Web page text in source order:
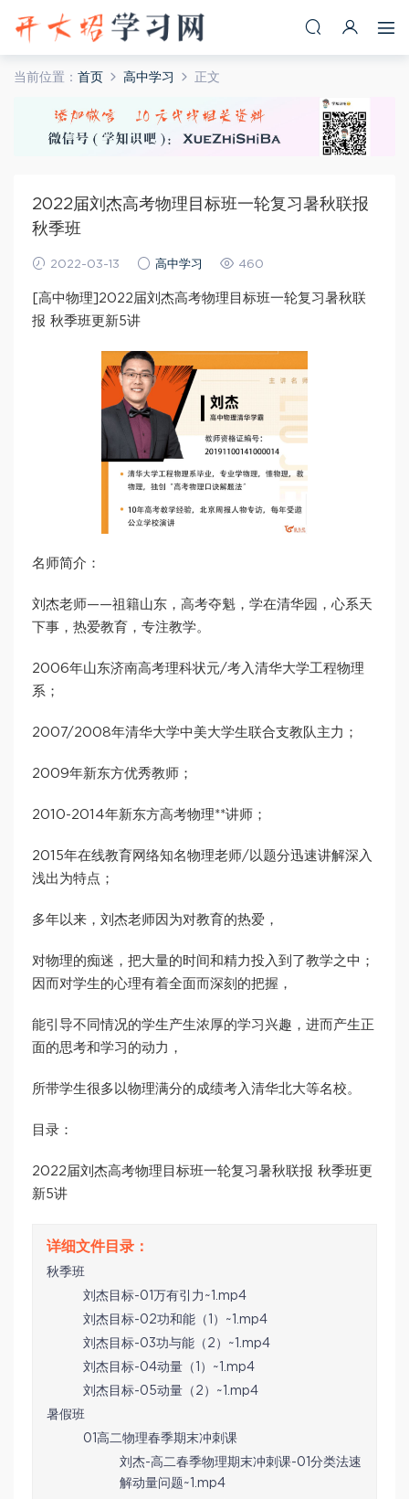
当前位置： 首页 高中学习 正文
2022届刘杰高考物理目标班一轮复习暑秋联报
秋季班
2022-03-13 高中学习 460
[高中物理]2022届刘杰高考物理目标班一轮复习暑秋联
报 秋季班更新5讲
名师简介：
刘杰老师——祖籍山东，高考夺魁，学在清华园，心系天
下事，热爱教育，专注教学。
2006年山东济南高考理科状元/考入清华大学工程物理
系；
2007/2008年清华大学中美大学生联合支教队主力；
2009年新东方优秀教师；
2010-2014年新东方高考物理**讲师；
2015年在线教育网络知名物理老师/以题分迅速讲解深入
浅出为特点；
多年以来，刘杰老师因为对教育的热爱，
对物理的痴迷，把大量的时间和精力投入到了教学之中；
因而对学生的心理有着全面而深刻的把握，
能引导不同情况的学生产生浓厚的学习兴趣，进而产生正
面的思考和学习的动力，
所带学生很多以物理满分的成绩考入清华北大等名校。
目录：
2022届刘杰高考物理目标班一轮复习暑秋联报 秋季班更
新5讲
秋季班
刘杰目标-01万有引力~1.mp4
刘杰目标-02功和能（1）~1.mp4
刘杰目标-03功与能（2）~1.mp4
刘杰目标-04动量（1）~1.mp4
刘杰目标-05动量（2）~1.mp4
暑假班
01高二物理春季期末冲刺课
刘杰-高二春季物理期末冲刺课-01分类法速
解动量问题~1.mp4